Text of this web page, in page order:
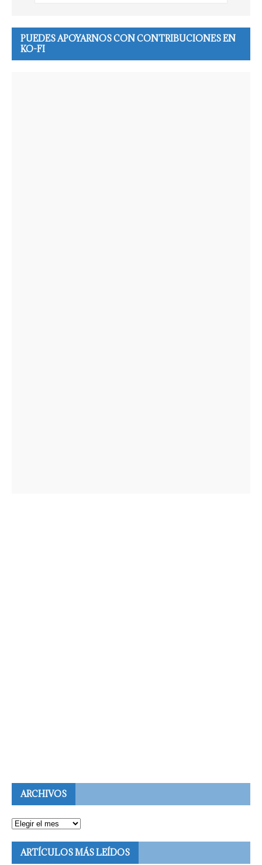
PUEDES APOYARNOS CON CONTRIBUCIONES EN
KO-FI
ARCHIVOS
ARTÍCULOS MÁS LEÍDOS